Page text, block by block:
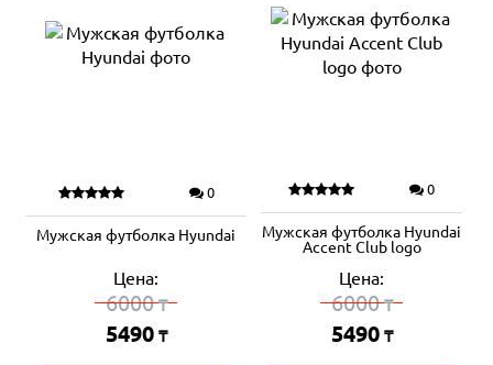
0
Мужская футболка Hyundai
Цена:
6000₸
5490 ₸
0
Мужская футболка Hyundai
Accent Club logo
Цена:
6000₸
5490 ₸